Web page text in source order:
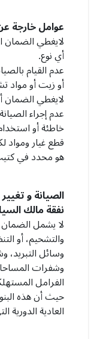
عوامل خارجة
لايغطي
أي نوع.
عدم القيام
أو زيت أو مواد
لايغطي
عدم إجراء
خاطئة أو
قطع غيار
هو محدد في
الصيانة و
نفقة مالك
لا يشمل
والتشحيم، أو
وسائل التبريد،
وشفرات
الفرامل
حيث أن هذه
العادية